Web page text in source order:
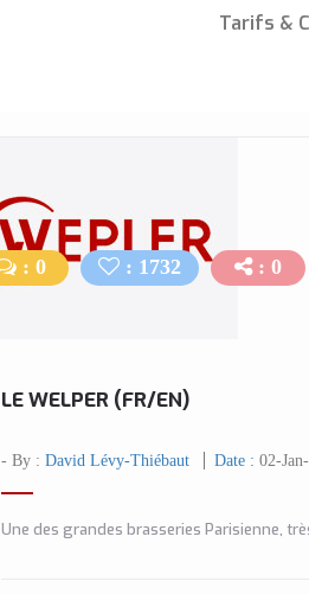
Tarifs &
: 0 : 1732 : 0
LE WELPER (FR/EN)
- By : David Lévy-Thiébaut Date : 02-
Une des grandes brasseries Parisienne,